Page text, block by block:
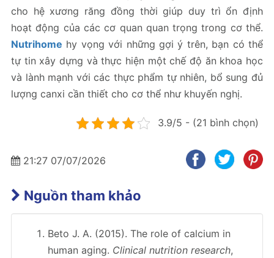
cho hệ xương răng đồng thời giúp duy trì ổn định
hoạt động của các cơ quan quan trọng trong cơ thể.
Nutrihome hy vọng với những gợi ý trên, bạn có thể
tự tin xây dựng và thực hiện một chế độ ăn khoa học
và lành mạnh với các thực phẩm tự nhiên, bổ sung đủ
lượng canxi cần thiết cho cơ thể như khuyến nghị.
3.9/5 - (21 bình chọn)
21:27 07/07/2026
Nguồn tham khảo
Beto J. A. (2015). The role of calcium in
human aging. Clinical nutrition research,